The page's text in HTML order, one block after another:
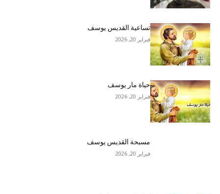
تساعية القديس يوسف
فبراير 20, 2026
حياة مار يوسف
فبراير 20, 2026
مسبحة القديس يوسف
فبراير 20, 2026